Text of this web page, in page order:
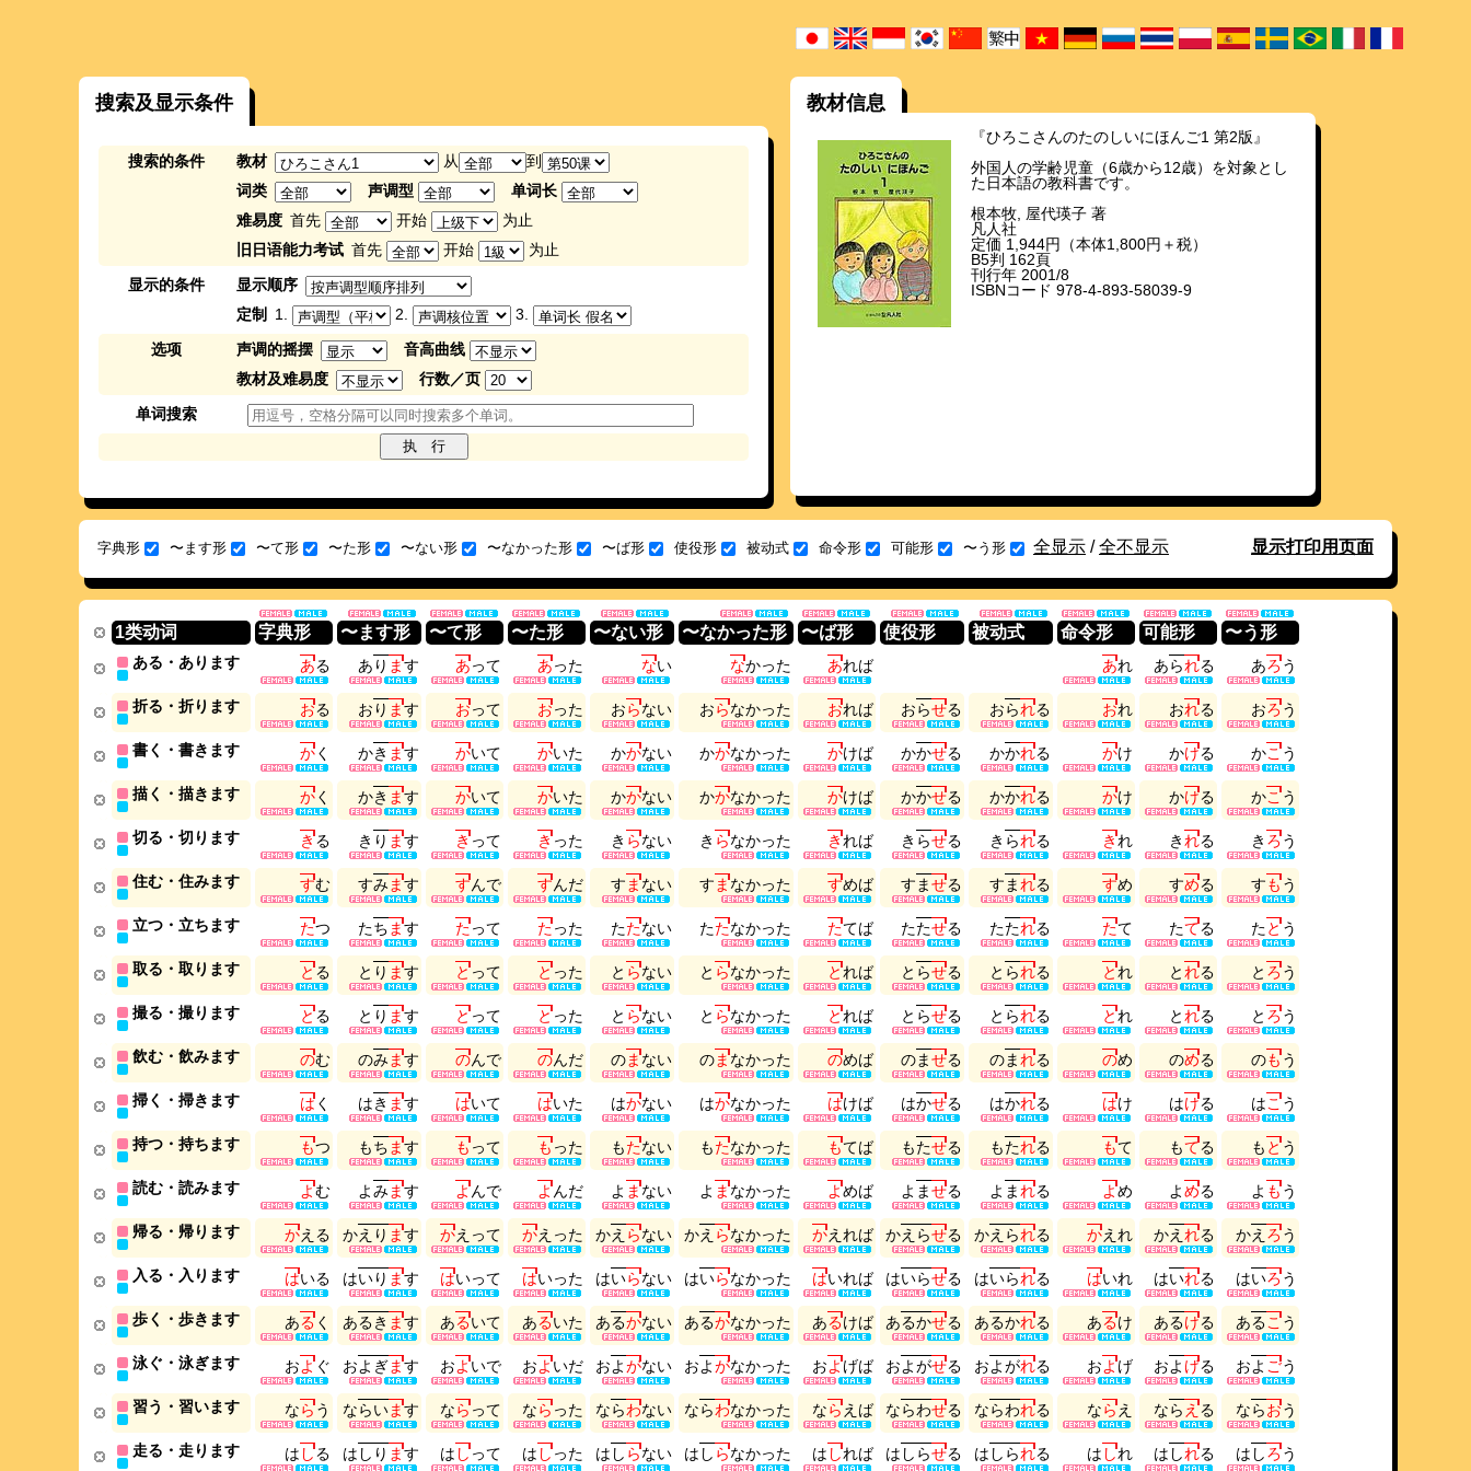
搜索及显示条件
搜索的条件 教材 从
到
词类
声调型
单词长
难易度 首先 开始
为止
旧日语能力考试 首先 开始
为止
显示的条件
显示顺序
定制
1. 2.
3.
选项
声调的摇摆
音高曲线
教材及难易度
行数／页
单词搜索
教材信息
『ひろこさんのたのしいにほんご1 第2版』
外国人の学齢児童（6歳から12歳）を対象とし
た日本語の教科書です。
根本牧, 屋代瑛子 著
凡人社
定価 1,944円（本体1,800円＋税）
B5判 162頁
刊行年 2001/8
ISBNコード 978-4-893-58039-9
字典形 〜ます形 〜て形 〜た形 〜ない形 〜なかった形 〜ば形 使役形 被动式 命令形 可能形 〜う形 全显示 /全不显示 显示打印用页面
1类动词 字典形 〜ます形 〜て形 〜た形 〜ない形 〜なかった形 〜ば形 使役形 被动式 命令形 可能形 〜う形
ある・あります ある あ り ます あって あった ない なかった あれば あれ あられる あろう
折る・折ります おる お り ます おって おった おらない おらなかった おれば おらせる おられる おれ おれる おろう
書く・書きます かく かき ます かいて かいた かかない かかなかった かけば かかせる かかれる かけ かける かこう
描く・描きます かく かき ます かいて かいた かかない かかなかった かけば かかせる かかれる かけ かける かこう
切る・切ります きる き り ます きって きった き らない き らなかった きれば き らせる き られる きれ きれる き ろう
住む・住みます すむ すみます すんで すんだ す まない す まなかった すめば す ませる す まれる すめ すめる すもう
立つ・立ちます たつ たち ます たって たった たたない たたなかった たてば たたせる たたれる たて たてる たとう
取る・取ります とる と り ます とって とった と らない と らなかった とれば と らせる と られる とれ とれる と ろう
撮る・撮ります とる と り ます とって とった と らない と らなかった とれば と らせる と られる とれ とれる と ろう
飲む・飲みます のむ のみます のんで のんだ のまない のまなかった のめば のませる のまれる のめ のめる のもう
掃く・掃きます はく はき ます はいて はいた はかない はかなかった はけば はかせる はかれる はけ はける はこう
持つ・持ちます もつ もち ます もって もった もたない もたなかった もてば もたせる もたれる もて もてる も とう
読む・読みます よむ よみます よんで よんだ よ まない よ まなかった よめば よ ませる よ まれる よめ よめる よ もう
帰る・帰ります かえ る かえ り ます かえ って かえ った かえ らない かえ らなかった かえ れば かえ らせる かえ られる かえ れ かえ れる かえ ろう
入る・入ります はいる はいり ます はいって はいった はいらない はいらなかった はいれば はいらせる はいられる はいれ はいれる はいろう
歩く・歩きます あるく あるき ます あるいて あるいた あるかない あるかなかった あるけば あるかせる あるかれる あるけ あるける あるこう
泳ぐ・泳ぎます およぐ およ ぎます およいで およいだ およがない およがなかった およげば およがせる およがれる およげ およ げる およ ごう
習う・習います ならう ならいます ならって ならった ならわない ならわなかった ならえ ば ならわせる ならわれる ならえ なら える ならおう
走る・走ります は しる は し り ます は しって は しった は し らない は し らなかった は しれば は し らせる は し られる は しれ は しれる は しろう